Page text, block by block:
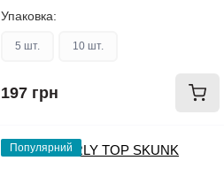
Упаковка:
5 шт. 10 шт.
197 грн
Популярний